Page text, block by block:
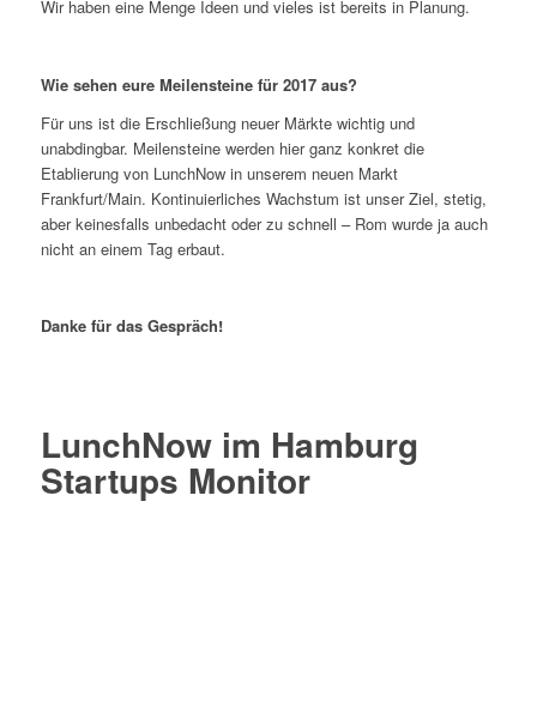
Wir haben eine Menge Ideen und vieles ist bereits in Planung.
Wie sehen eure Meilensteine für 2017 aus?
Für uns ist die Erschließung neuer Märkte wichtig und
unabdingbar. Meilensteine werden hier ganz konkret die
Etablierung von LunchNow in unserem neuen Markt
Frankfurt/Main. Kontinuierliches Wachstum ist unser Ziel, stetig,
aber keinesfalls unbedacht oder zu schnell – Rom wurde ja auch
nicht an einem Tag erbaut.
Danke für das Gespräch!
LunchNow im Hamburg
Startups Monitor